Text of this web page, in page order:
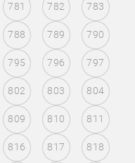
781 782 783
788 789 790
795 796 797
802 803 804
809 810 811
816 817 818